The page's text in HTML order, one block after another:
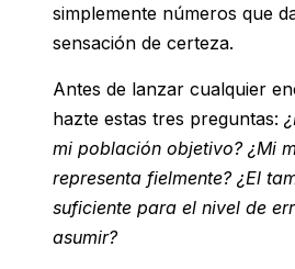
simplemente números que
sensación de certeza.
Antes de lanzar cualquier
hazte estas tres preguntas:
mi población objetivo? ¿Mi
representa fielmente? ¿El
suficiente para el nivel de
asumir?